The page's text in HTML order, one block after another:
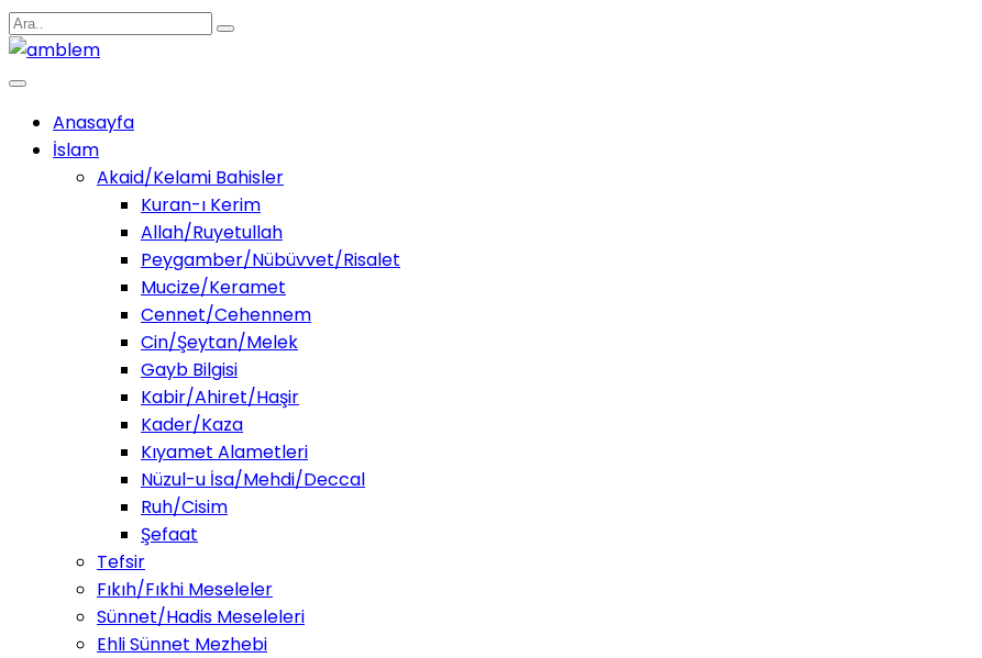
Anasayfa
İslam
Akaid/Kelami Bahisler
Kuran-ı Kerim
Allah/Ruyetullah
Peygamber/Nübüvvet/Risalet
Mucize/Keramet
Cennet/Cehennem
Cin/Şeytan/Melek
Gayb Bilgisi
Kabir/Ahiret/Haşir
Kader/Kaza
Kıyamet Alametleri
Nüzul-u İsa/Mehdi/Deccal
Ruh/Cisim
Şefaat
Tefsir
Fıkıh/Fıkhi Meseleler
Sünnet/Hadis Meseleleri
Ehli Sünnet Mezhebi